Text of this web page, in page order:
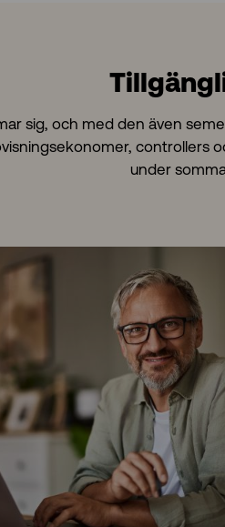
sig, och med den även
controllers
under